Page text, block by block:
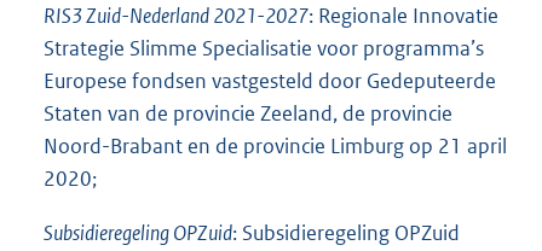
RIS3 Zuid-Nederland 2021-2027: Regionale Innovatie
Strategie Slimme Specialisatie voor programma’s
Europese fondsen vastgesteld door Gedeputeerde
Staten van de provincie Zeeland, de provincie
Noord-Brabant en de provincie Limburg op 21 april
2020;
SubsidieregelingOPZuid: Subsidieregeling OPZuid